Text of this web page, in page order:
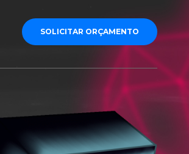
SOLICITAR ORÇAMENTO